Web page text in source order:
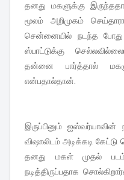
தனது மகளுக்கு
மூலம் அறிமுகம்
சென்னையில் நடந்த
ஸ்பாட்டுக்கு
தன்னை பார்த்தால்
என்பதால்தான்.
இருப்பினும் ஐஸ்வர்யாவின்
விஷாலிடம் அடிக்கடி
தனது மகள் முதல் படம்
நடித்திருப்பதாக